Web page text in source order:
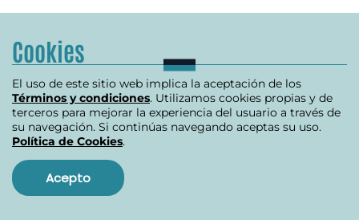
julio 10, 2024
Item
1
of
3
Cookies
El uso de este sitio web implica la aceptación de los
Términos y condiciones. Utilizamos cookies propias y de
terceros para mejorar la experiencia del usuario a través de
su navegación. Si continúas navegando aceptas su uso.
Política de Cookies.
Acepto